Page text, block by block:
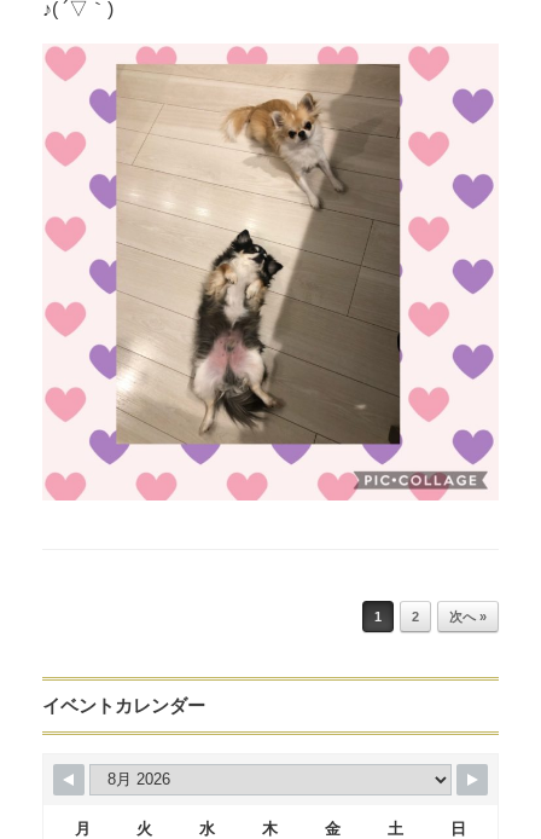
♪( ´▽｀)
1 2 次へ »
イベントカレンダー
月 火 水 木 金 土 日